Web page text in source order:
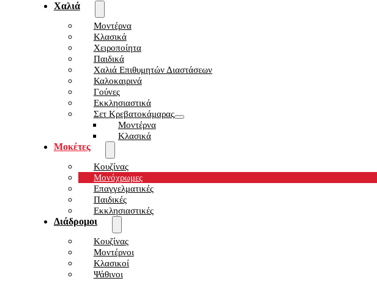
Χαλιά
Μοντέρνα
Κλασικά
Χειροποίητα
Παιδικά
Χαλιά Επιθυμητών Διαστάσεων
Καλοκαιρινά
Γούνες
Εκκλησιαστικά
Σετ Κρεβατοκάμαρας
Μοντέρνα
Κλασικά
Μοκέτες
Κουζίνας
Μονόχρωμες
Επαγγελματικές
Παιδικές
Εκκλησιαστικές
Διάδρομοι
Κουζίνας
Μοντέρνοι
Κλασικοί
Ψάθινοι